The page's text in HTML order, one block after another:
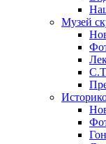
Музей